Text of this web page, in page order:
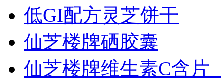
低GI配方灵芝饼干
仙芝楼牌硒胶囊
仙芝楼牌维生素C含片